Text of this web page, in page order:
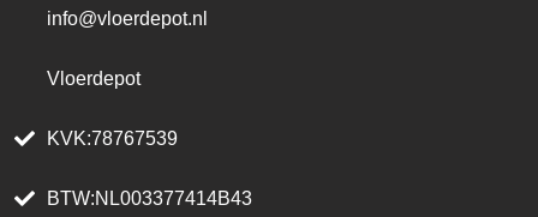
info@vloerdepot.nl
Vloerdepot
KVK:78767539
BTW:NL003377414B43